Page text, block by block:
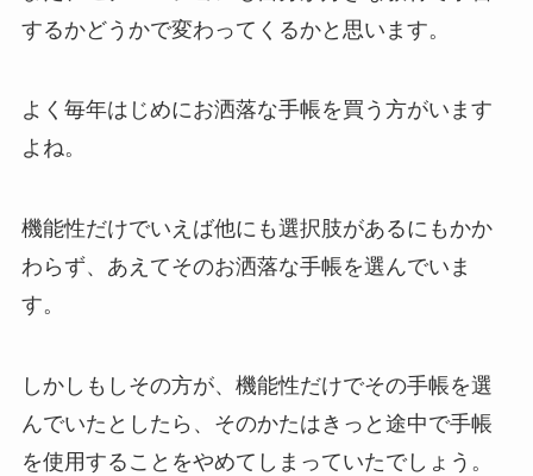
するかどうかで変わってくるかと思います。
よく毎年はじめにお洒落な手帳を買う方がいます
よね。
機能性だけでいえば他にも選択肢があるにもかか
わらず、あえてそのお洒落な手帳を選んでいま
す。
しかしもしその方が、機能性だけでその手帳を選
んでいたとしたら、そのかたはきっと途中で手帳
を使用することをやめてしまっていたでしょう。